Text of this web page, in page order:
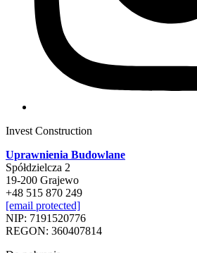
Invest Construction
Uprawnienia Budowlane
Spółdzielcza 2
19-200 Grajewo
+48 515 870 249
[email protected]
NIP: 7191520776
REGON: 360407814